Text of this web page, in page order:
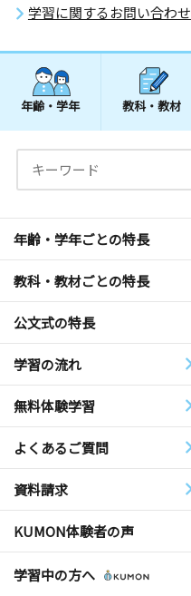
学習に関するお問い合わせ
年齢・学年 教科・教材
年齢・学年ごとの特長
教科・教材ごとの特長
公文式の特長
学習の流れ
無料体験学習
よくあるご質問
資料請求
KUMON体験者の声
学習中の方へ